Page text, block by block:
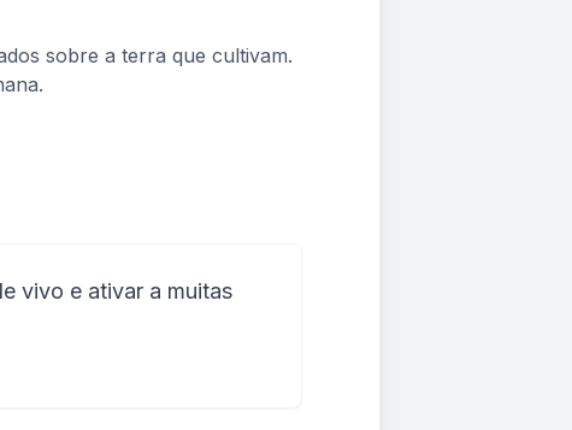
sobre a terra que cultivam.
vivo e ativar a muitas